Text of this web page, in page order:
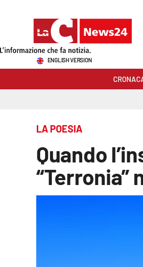
Sezioni
Economia e lavoro
Italia Mondo
ENGLISH VERSION
LA POESIA
Quando
“Terronia”